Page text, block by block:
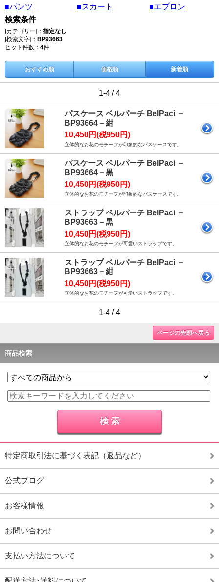
■パンツ
■スカート
■エプロン
検索条件
[カテゴリー]： 指定なし
[検索文字]： BP93663
ヒット件数： 4件
おすすめ順 価格順 新着順
1-4 / 4
パスケース ベルパーチ BelPaci －
BP93664－紺
10,450円(税950円)
立体的なお花のモチーフが印象的なパスケースです。
パスケース ベルパーチ BelPaci －
BP93664－黒
10,450円(税950円)
立体的なお花のモチーフが印象的なパスケースです。
ストラップ ベルパーチ BelPaci －
BP93663－黒
10,450円(税950円)
立体的なお花のモチーフが可愛いストラップです。
ストラップ ベルパーチ BelPaci －
BP93663－紺
10,450円(税950円)
立体的なお花のモチーフが可愛いストラップです。
1-4 / 4
ページの先頭へ戻る
商品検索
特定商取引法に基づく表記（返品など）
公式ブログ
お客様情報
お問い合わせ
支払い方法について